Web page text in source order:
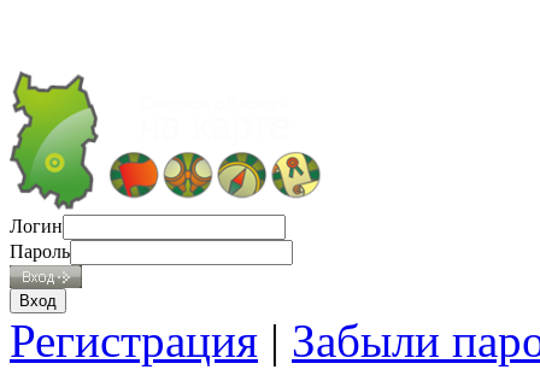
Логин
Пароль
Регистрация | Забыли